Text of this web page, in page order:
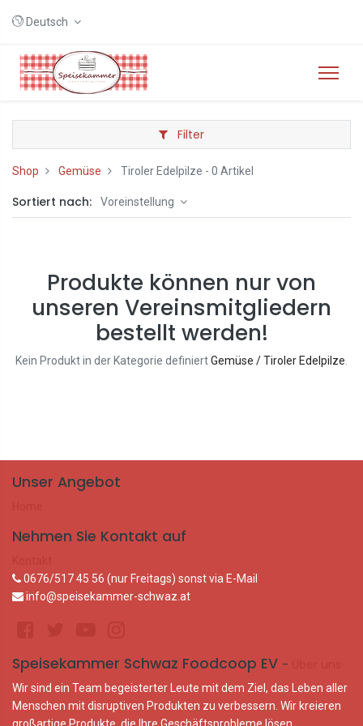
Deutsch
Filter
Shop Gemüse Tiroler Edelpilze - 0 Artikel
Sortiert nach: Voreinstellung
Produkte können nur von
unseren Vereinsmitgliedern
bestellt werden!
Kein Produkt in der Kategorie definiertGemüse / Tiroler Edelpilze
Unser Angebot
Nehmen Sie Kontakt auf
0676/517 45 56 (nur Freitags) sonst via E-Mail
info@speisekammer-schwaz.at
Speisekammer Schwaz Foodcoop EV -
Wir sind ein Team begeisterter Leute mit dem Ziel, das Leben aller
Menschen mit disruptiven Produkten zu verbessern. Wir kreieren